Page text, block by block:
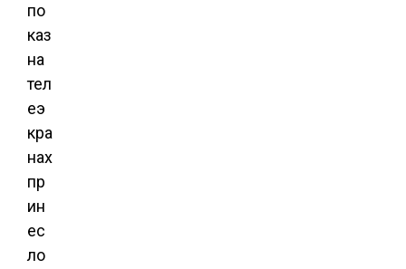
по
каз
на
тел
еэ
кра
нах
пр
ин
ес
ло